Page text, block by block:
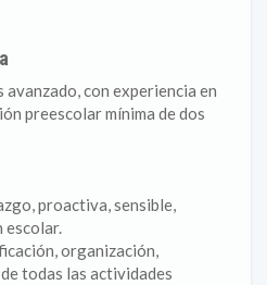
con experiencia en
preescolar mínima de dos
proactiva, sensible,
escolar.
organización,
todas las actividades